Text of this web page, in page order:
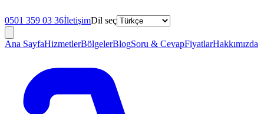
0501 359 03 36İletişimDil seç
Ana SayfaHizmetlerBölgelerBlogSoru & CevapFiyatlarHakkımızda